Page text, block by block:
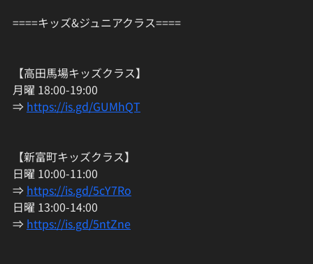
====キッズ&ジュニアクラス====
【高田馬場キッズクラス】
月曜 18:00-19:00
⇒ https://is.gd/GUMhQT
【新富町キッズクラス】
日曜 10:00-11:00
⇒ https://is.gd/5cY7Ro
日曜 13:00-14:00
⇒ https://is.gd/5ntZne